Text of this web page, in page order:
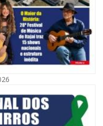
nacionais de Ferrugem, Banda